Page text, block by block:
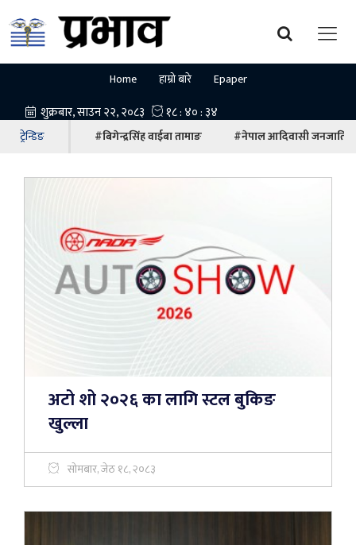
Home हाम्रो बारे Epaper
ट्रेन्डिङ #बिगेन्द्रसिंह वाईबा तामाङ #नेपाल आदिवासी जनजाति
अटो शो २०२६ का लागि स्टल बुकिङ
खुल्ला
सोमबार, जेठ १८, २०८३